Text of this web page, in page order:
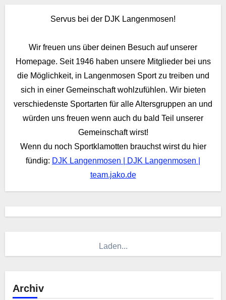
Servus bei der DJK Langenmosen!
Wir freuen uns über deinen Besuch auf unserer
Homepage. Seit 1946 haben unsere Mitglieder bei uns
die Möglichkeit, in Langenmosen Sport zu treiben und
sich in einer Gemeinschaft wohlzufühlen. Wir bieten
verschiedenste Sportarten für alle Altersgruppen an und
würden uns freuen wenn auch du bald Teil unserer
Gemeinschaft wirst!
Wenn du noch Sportklamotten brauchst wirst du hier
fündig: DJK Langenmosen | DJK Langenmosen |
team.jako.de
Laden...
Archiv